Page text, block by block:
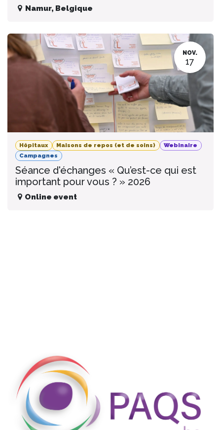
Namur, Belgique
NOV.
17
Hôpitaux Maisons de repos (et de soins)
Webinaire
Campagnes
Séance d'échanges « Qu’est-ce qui est
important pour vous ? » 2026
Online event